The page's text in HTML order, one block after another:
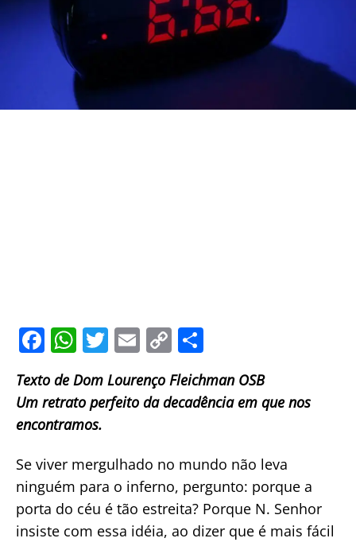
F
c
e
b
o
o
k
W
h
at
s
A
p
p
T
w
itt
er
E
ai
l
C
o
p
y
n
k
ar
e
Texto de Dom Lourenço Fleichman OSB
Um retrato perfeito da decadência em que nos
encontramos.
Se viver mergulhado no mundo não leva
ninguém para o inferno, pergunto: porque a
porta do céu é tão estreita? Porque N. Senhor
insiste com essa idéia, ao dizer que é mais fácil